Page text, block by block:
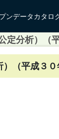
ンデータカタロ
分析）（
（平成３０